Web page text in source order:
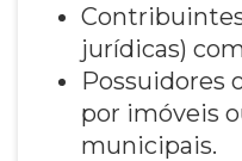
jurídicas)
Possuidores
por imóveis
municipais.